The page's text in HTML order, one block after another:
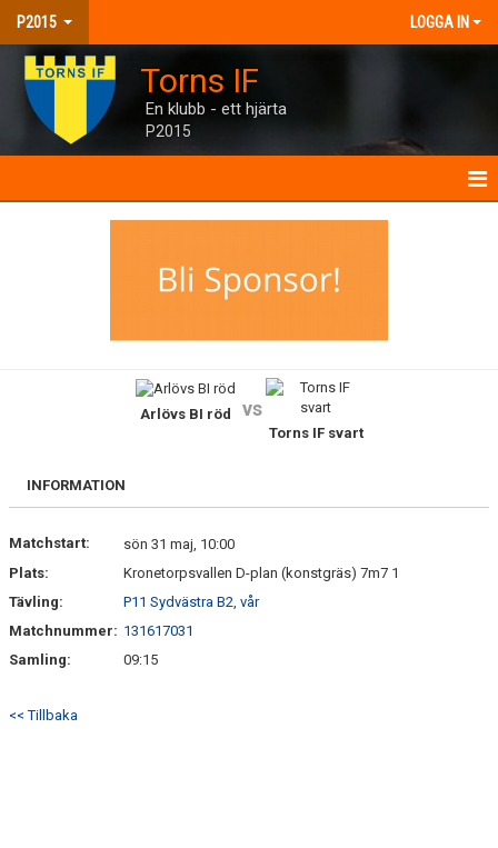
P2015 LOGGA IN
Torns IF
En klubb - ett hjärta
P2015
Arlövs BI röd vs
Torns IF svart
INFORMATION
Matchstart:
sön 31 maj, 10:00
Plats:
Kronetorpsvallen D-plan (konstgräs) 7m7 1
Tävling:
P11 Sydvästra B2, vår
Matchnummer: 131617031
Samling:
09:15
<< Tillbaka